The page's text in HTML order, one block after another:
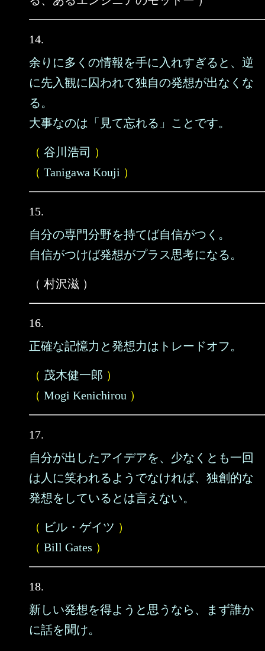
14.
余りに多くの情報を手に入れすぎると、逆
に先入観に囚われて独自の発想が出なくな
る。
大事なのは「見て忘れる」ことです。
（ 谷川浩司 ）
（ Tanigawa Kouji ）
15.
自分の専門分野を持てば自信がつく。
自信がつけば発想がプラス思考になる。
（ 村沢滋 ）
16.
正確な記憶力と発想力はトレードオフ。
（ 茂木健一郎 ）
（ Mogi Kenichirou ）
17.
自分が出したアイデアを、少なくとも一回
は人に笑われるようでなければ、独創的な
発想をしているとは言えない。
（ ビル・ゲイツ ）
（ Bill Gates ）
18.
新しい発想を得ようと思うなら、まず誰か
に話を聞け。